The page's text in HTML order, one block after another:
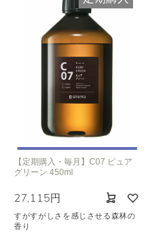
【定期購入・毎月】C07 ピュア
グリーン 450ml
27,115円
すがすがしさを感じさせる森林の
香り